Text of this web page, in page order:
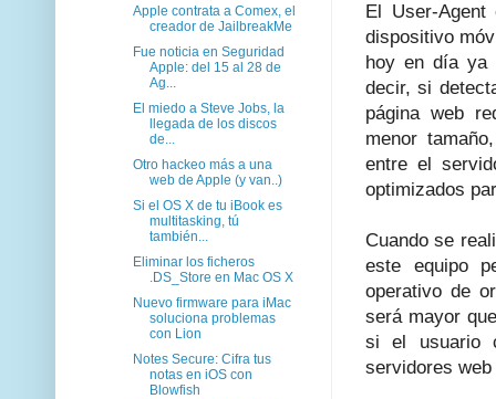
El User-
dispositivo
hoy en día ya
decir, si
página web
menor
entre el
optimizados
Cuando se
este equipo
operativo de
será mayor
si el usuario
servidores
Apple contrata a Comex, el
creador de JailbreakMe
Fue noticia en Seguridad
Apple: del 15 al 28 de
Ag...
El miedo a Steve Jobs, la
llegada de los discos
de...
Otro hackeo más a una
web de Apple (y van..)
Si el OS X de tu iBook es
multitasking, tú
también...
Eliminar los ficheros
.DS_Store en Mac OS X
Nuevo firmware para iMac
soluciona problemas
con Lion
Notes Secure: Cifra tus
notas en iOS con
Blowfish